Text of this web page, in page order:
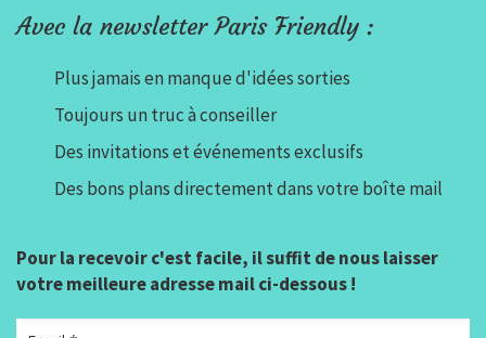
Avec la newsletter Paris Friendly :
Plus jamais en manque d'idées sorties
Toujours un truc à conseiller
Des invitations et événements exclusifs
Des bons plans directement dans votre boîte mail
Pour la recevoir c'est facile, il suffit de nous laisser
votre meilleure adresse mail ci-dessous !